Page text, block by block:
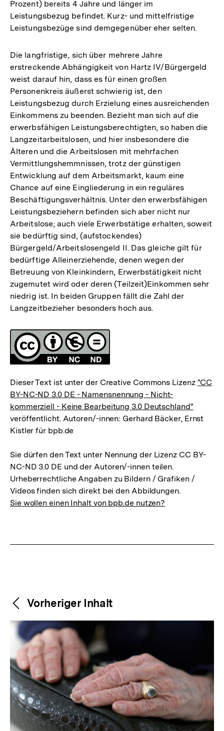
Prozent) bereits 4 Jahre und länger im
Leistungsbezug befindet. Kurz- und mittelfristige
Leistungsbezüge sind demgegenüber eher selten.
Die langfristige, sich über mehrere Jahre
erstreckende Abhängigkeit von Hartz IV/Bürgergeld
weist darauf hin, dass es für einen großen
Personenkreis äußerst schwierig ist, den
Leistungsbezug durch Erzielung eines ausreichenden
Einkommens zu beenden. Bezieht man sich auf die
erwerbsfähigen Leistungsberechtigten, so haben die
Langzeitarbeitslosen, und hier insbesondere die
Älteren und die Arbeitslosen mit mehrfachen
Vermittlungshemmnissen, trotz der günstigen
Entwicklung auf dem Arbeitsmarkt, kaum eine
Chance auf eine Eingliederung in ein reguläres
Beschäftigungsverhältnis. Unter den erwerbsfähigen
Leistungsbeziehern befinden sich aber nicht nur
Arbeitslose; auch viele Erwerbstätige erhalten, soweit
sie bedürftig sind, (aufstockendes)
Bürgergeld/Arbeitslosengeld II. Das gleiche gilt für
bedürftige Alleinerziehende, denen wegen der
Betreuung von Kleinkindern, Erwerbstätigkeit nicht
zugemutet wird oder deren (Teilzeit)Einkommen sehr
niedrig ist. In beiden Gruppen fällt die Zahl der
Langzeitbezieher besonders hoch aus.
Fussnoten
Lizenz
Dieser Text ist unter der Creative Commons Lizenz "CC
BY-NC-ND 3.0 DE - Namensnennung - Nicht-
kommerziell - Keine Bearbeitung 3.0 Deutschland"
veröffentlicht. Autoren/-innen: Gerhard Bäcker, Ernst
Kistler für bpb.de
Sie dürfen den Text unter Nennung der Lizenz CC BY-
NC-ND 3.0 DE und der Autoren/-innen teilen.
Urheberrechtliche Angaben zu Bildern / Grafiken /
Videos finden sich direkt bei den Abbildungen.
Sie wollen einen Inhalt von bpb.de nutzen?
Weitere
Inhalte
Content-
Navigation
Vorheriger Inhalt